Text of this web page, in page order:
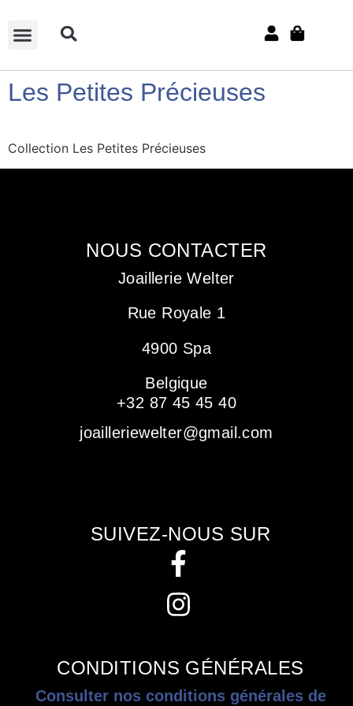
Les Petites Précieuses
Collection Les Petites Précieuses
NOUS CONTACTER
Joaillerie Welter
Rue Royale 1
4900 Spa
Belgique
+32 87 45 45 40
joailleriewelter@gmail.com
SUIVEZ-NOUS SUR
CONDITIONS GÉNÉRALES
Consulter nos conditions générales de